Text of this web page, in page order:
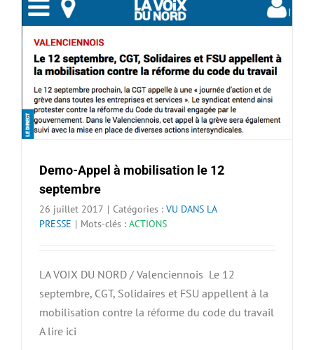
Demo-Appel à mobilisation le 12
septembre
26 juillet 2017 | Catégories : VU DANS LA
PRESSE | Mots-clés : ACTIONS
LA VOIX DU NORD / Valenciennois Le 12
septembre, CGT, Solidaires et FSU appellent à la
mobilisation contre la réforme du code du travail
A lire ici